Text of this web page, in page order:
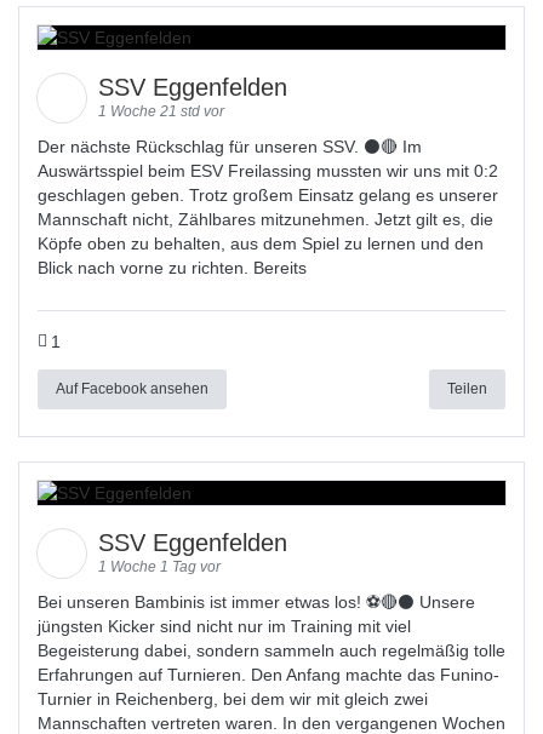
SSV Eggenfelden
1 Woche 21 std vor
Der nächste Rückschlag für unseren SSV. ⚫🔴 Im
Auswärtsspiel beim ESV Freilassing mussten wir uns mit 0:2
geschlagen geben. Trotz großem Einsatz gelang es unserer
Mannschaft nicht, Zählbares mitzunehmen. Jetzt gilt es, die
Köpfe oben zu behalten, aus dem Spiel zu lernen und den
Blick nach vorne zu richten. Bereits
1
Auf Facebook ansehen Teilen
SSV Eggenfelden
1 Woche 1 Tag vor
Bei unseren Bambinis ist immer etwas los! ⚽️🔴⚫ Unsere
jüngsten Kicker sind nicht nur im Training mit viel
Begeisterung dabei, sondern sammeln auch regelmäßig tolle
Erfahrungen auf Turnieren. Den Anfang machte das Funino-
Turnier in Reichenberg, bei dem wir mit gleich zwei
Mannschaften vertreten waren. In den vergangenen Wochen